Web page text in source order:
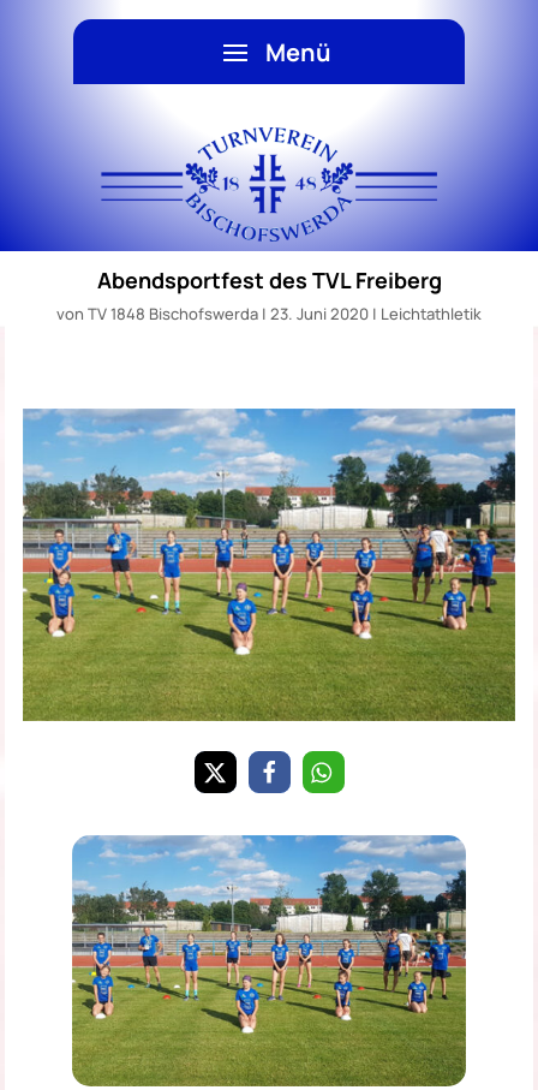
Abendsportfest des TVL Freiberg
von TV 1848 Bischofswerda | 23. Juni 2020 | Leichtathletik